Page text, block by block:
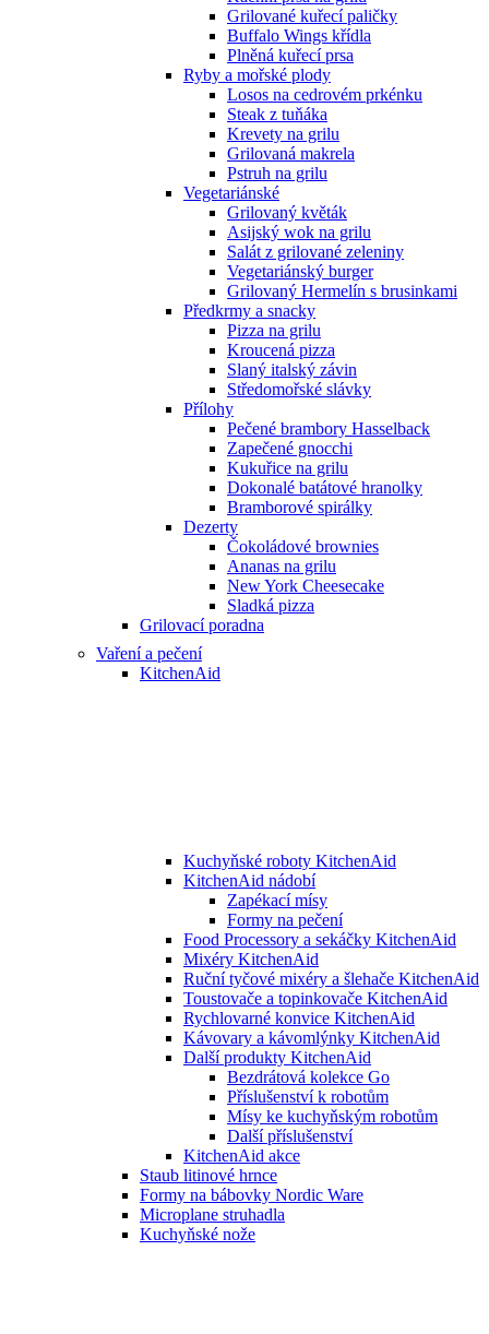
Grilované kuřecí paličky
Buffalo Wings křídla
Plněná kuřecí prsa
Ryby a mořské plody
Losos na cedrovém prkénku
Steak z tuňáka
Krevety na grilu
Grilovaná makrela
Pstruh na grilu
Vegetariánské
Grilovaný květák
Asijský wok na grilu
Salát z grilované zeleniny
Vegetariánský burger
Grilovaný Hermelín s brusinkami
Předkrmy a snacky
Pizza na grilu
Kroucená pizza
Slaný italský závin
Středomořské slávky
Přílohy
Pečené brambory Hasselback
Zapečené gnocchi
Kukuřice na grilu
Dokonalé batátové hranolky
Bramborové spirálky
Dezerty
Čokoládové brownies
Ananas na grilu
New York Cheesecake
Sladká pizza
Grilovací poradna
Vaření a pečení
KitchenAid
Kuchyňské roboty KitchenAid
KitchenAid nádobí
Zapékací mísy
Formy na pečení
Food Processory a sekáčky KitchenAid
Mixéry KitchenAid
Ruční tyčové mixéry a šlehače KitchenAid
Toustovače a topinkovače KitchenAid
Rychlovarné konvice KitchenAid
Kávovary a kávomlýnky KitchenAid
Další produkty KitchenAid
Bezdrátová kolekce Go
Příslušenství k robotům
Mísy ke kuchyňským robotům
Další příslušenství
KitchenAid akce
Staub litinové hrnce
Formy na bábovky Nordic Ware
Microplane struhadla
Kuchyňské nože